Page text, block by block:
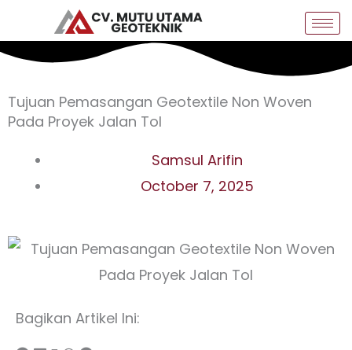
to
content
Tujuan Pemasangan Geotextile Non Woven
Pada Proyek Jalan Tol
Samsul Arifin
October 7, 2025
Bagikan Artikel Ini: